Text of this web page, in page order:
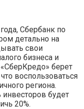
Сбербанк по
детально на
свои
бизнеса и
берет
воспользоваться
региона.
инвесторов будет
20%.